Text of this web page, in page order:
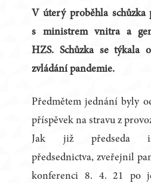
V úterý proběhla schůzka
s ministrem vnitra a
HZS. Schůzka se týkala
zvládání pandemie.
Předmětem jednání byly
příspěvek na stravu z
Jak již předseda
předsednictva, zveřejnil
konferenci 8. 4. 21 po